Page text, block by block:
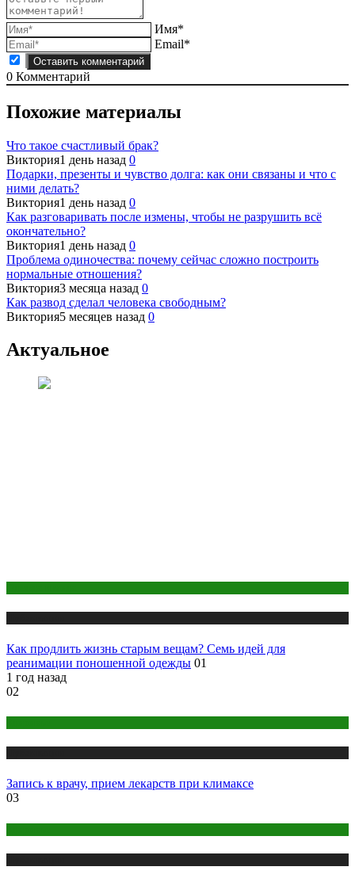
Имя*
Email*
0 Комментарий
Похожие материалы
Что такое счастливый брак?
Виктория1 день назад 0
Подарки, презенты и чувство долга: как они связаны и что с
ними делать?
Виктория1 день назад 0
Как разговаривать после измены, чтобы не разрушить всё
окончательно?
Виктория1 день назад 0
Проблема одиночества: почему сейчас сложно построить
нормальные отношения?
Виктория3 месяца назад 0
Как развод сделал человека свободным?
Виктория5 месяцев назад 0
Актуальное
Как продлить жизнь старым вещам? Семь идей для
реанимации поношенной одежды 01
1 год назад
02
Запись к врачу, прием лекарств при климаксе
03